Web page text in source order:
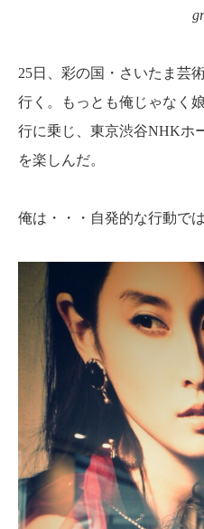
25日、彩の国・さいたま芸
行く。もっとも俺じゃなく
行に乗じ、東京渋谷NHKホ
を楽しんだ。
俺は・・・自発的な行動で